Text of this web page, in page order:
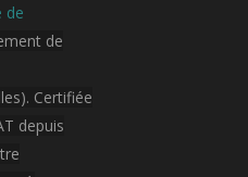
de
de
Certifiée
depuis